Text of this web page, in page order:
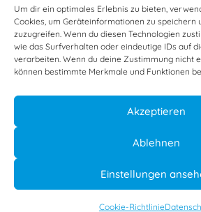
Um dir ein optimales Erlebnis zu bieten,
Cookies, um Geräteinformationen zu
zuzugreifen. Wenn du diesen Technologien
wie das Surfverhalten oder eindeutige IDs auf
verarbeiten. Wenn du deine Zustimmung nicht
können bestimmte Merkmale und Funktionen
Akzeptieren
Ablehnen
Einstellungen
Cookie-Richtlinie
Bewertungen auf
Datenschutz